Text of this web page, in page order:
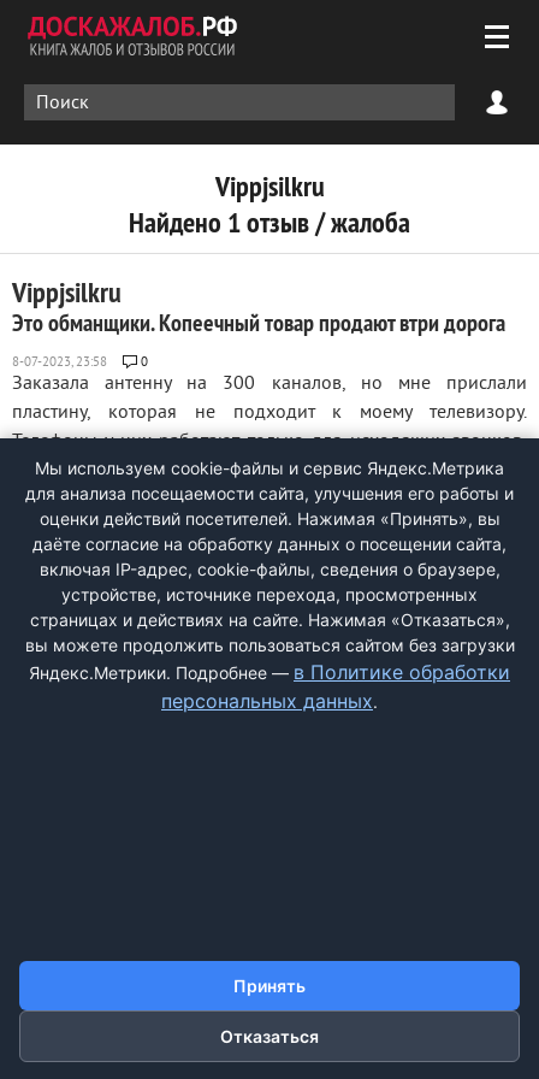
Vippjsilkru
Найдено 1 отзыв / жалоба
Vippjsilkru
Это обманщики. Копеечный товар продают втри дорога
0
Заказала антенну на 300 каналов, но мне прислали
пластину, которая не подходит к моему телевизору.
Телефоны у них работают только для исходящих звонков,
поэтому связаться с ними невозможно. Не рекомендую
заказывать у них товары, они мошенники. Пусть их Бог
накажет. Помните, Мавроди обманывал людей ...
ДОБАВИТЬ ЖАЛОБУ
КОНТАКТЫ
Мы используем cookie-файлы и сервис Яндекс.Метрика
для анализа посещаемости сайта, улучшения его работы и
оценки действий посетителей. Нажимая «Принять», вы
даёте согласие на обработку данных о посещении сайта,
включая IP-адрес, cookie-файлы, сведения о браузере,
устройстве, источнике перехода, просмотренных
страницах и действиях на сайте. Нажимая «Отказаться»,
вы можете продолжить пользоваться сайтом без загрузки
Яндекс.Метрики. Подробнее — в Политике обработки
персональных данных.
Принять
Отказаться